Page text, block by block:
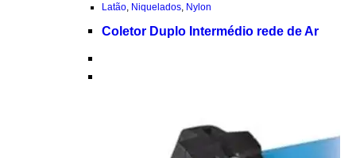
Latão Niquelados Nylon
Coletor Duplo Intermédio rede de Ar